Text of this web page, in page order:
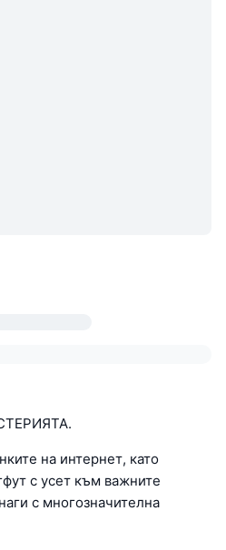
на интернет, като
с усет към важните
с многозначителна